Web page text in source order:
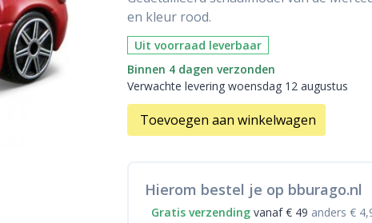
en kleur rood.
Uit voorraad leverbaar
Binnen 4 dagen verzonden
Verwachte levering woensdag 12 augustus
Toevoegen aan winkelwagen
Hierom bestel je op bburago.nl
Gratis verzending vanaf € 49 anders €